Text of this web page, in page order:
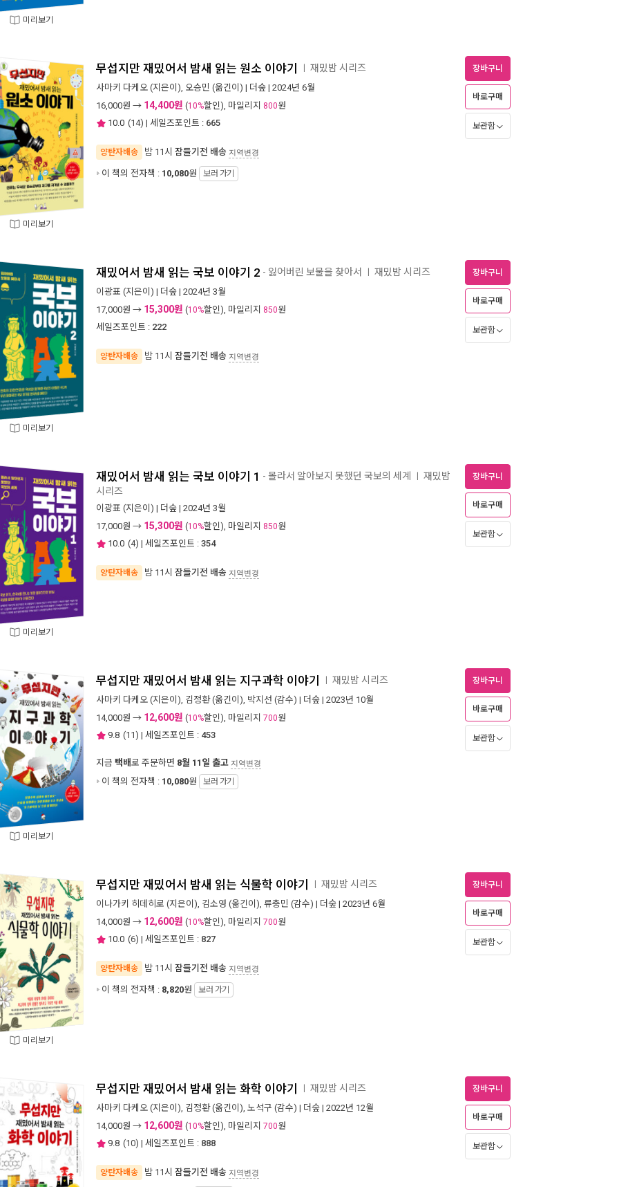
미리보기
미리보기
무섭지만 재밌어서 밤새 읽는 원소 이야기 재밌밤 시리즈
사마키 다케오 (지은이), 오승민 (옮긴이) | 더숲 | 2024년 6월
16,000원 → 14,400원 (10%할인), 마일리지 800원
10.0 (14) | 세일즈포인트 : 665
양탄자배송 밤 11시 잠들기전 배송 지역변경
이 책의 전자책 : 10,080원 보러 가기
장바구니
바로구매
보관함
미리보기
재밌어서 밤새 읽는 국보 이야기 2 - 잃어버린 보물을 찾아서 재밌밤 시리즈
이광표 (지은이) | 더숲 | 2024년 3월
17,000원 → 15,300원 (10%할인), 마일리지 850원
세일즈포인트 : 222
양탄자배송 밤 11시 잠들기전 배송 지역변경
장바구니
바로구매
보관함
미리보기
재밌어서 밤새 읽는 국보 이야기 1 - 몰라서 알아보지 못했던 국보의 세계 재밌밤
시리즈
이광표 (지은이) | 더숲 | 2024년 3월
17,000원 → 15,300원 (10%할인), 마일리지 850원
10.0 (4) | 세일즈포인트 : 354
양탄자배송 밤 11시 잠들기전 배송 지역변경
장바구니
바로구매
보관함
미리보기
무섭지만 재밌어서 밤새 읽는 지구과학 이야기 재밌밤 시리즈
사마키 다케오 (지은이), 김정환(옮긴이), 박지선 (감수) | 더숲 | 2023년 10월
14,000원 → 12,600원 (10%할인), 마일리지 700원
9.8 (11) | 세일즈포인트 : 453
지금 택배로 주문하면 8월 11일 출고 지역변경
이 책의 전자책 : 10,080원 보러 가기
장바구니
바로구매
보관함
미리보기
무섭지만 재밌어서 밤새 읽는 식물학 이야기 재밌밤 시리즈
이나가키 히데히로 (지은이), 김소영 (옮긴이), 류충민 (감수) | 더숲 | 2023년 6월
14,000원 → 12,600원 (10%할인), 마일리지 700원
10.0 (6) | 세일즈포인트 : 827
양탄자배송 밤 11시 잠들기전 배송 지역변경
이 책의 전자책 : 8,820원 보러 가기
장바구니
바로구매
보관함
무섭지만 재밌어서 밤새 읽는 화학 이야기 재밌밤 시리즈
사마키 다케오 (지은이), 김정환(옮긴이), 노석구 (감수) | 더숲 | 2022년 12월
14,000원 → 12,600원 (10%할인), 마일리지 700원
9.8 (10) | 세일즈포인트 : 888
양탄자배송 밤 11시 잠들기전 배송 지역변경
장바구니
바로구매
보관함